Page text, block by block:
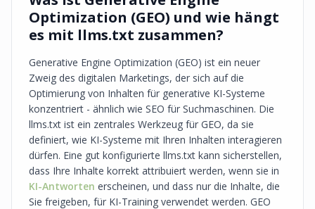
Optimization (GEO) und wie hängt
es mit llms.txt zusammen?
Generative Engine Optimization (GEO) ist ein neuer
Zweig des digitalen Marketings, der sich auf die
Optimierung von Inhalten für generative KI-Systeme
konzentriert - ähnlich wie SEO für Suchmaschinen. Die
llms.txt ist ein zentrales Werkzeug für GEO, da sie
definiert, wie KI-Systeme mit Ihren Inhalten interagieren
dürfen. Eine gut konfigurierte llms.txt kann sicherstellen,
dass Ihre Inhalte korrekt attribuiert werden, wenn sie in
KI-Antworten erscheinen, und dass nur die Inhalte, die
Sie freigeben, für KI-Training verwendet werden. GEO